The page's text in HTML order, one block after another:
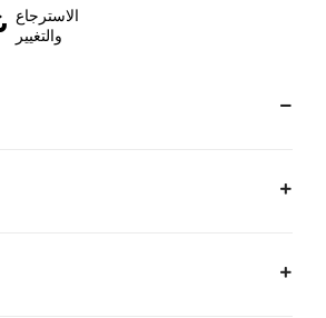
الاسترجاع
والتغيير